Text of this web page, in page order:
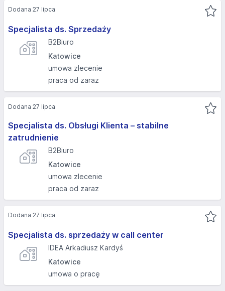
Specjalista ds. Sprzedaży
B2Biuro
Katowice
umowa zlecenie
praca od zaraz
Dodana 27 lipca
Specjalista ds. Obsługi Klienta – stabilne
zatrudnienie
B2Biuro
Katowice
umowa zlecenie
praca od zaraz
Dodana 27 lipca
Specjalista ds. sprzedaży w call center
IDEA Arkadiusz Kardyś
Katowice
umowa o pracę
Dodana 27 lipca